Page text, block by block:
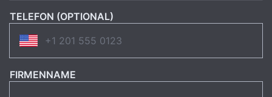
TELEFON (OPTIONAL)
FIRMENNAME